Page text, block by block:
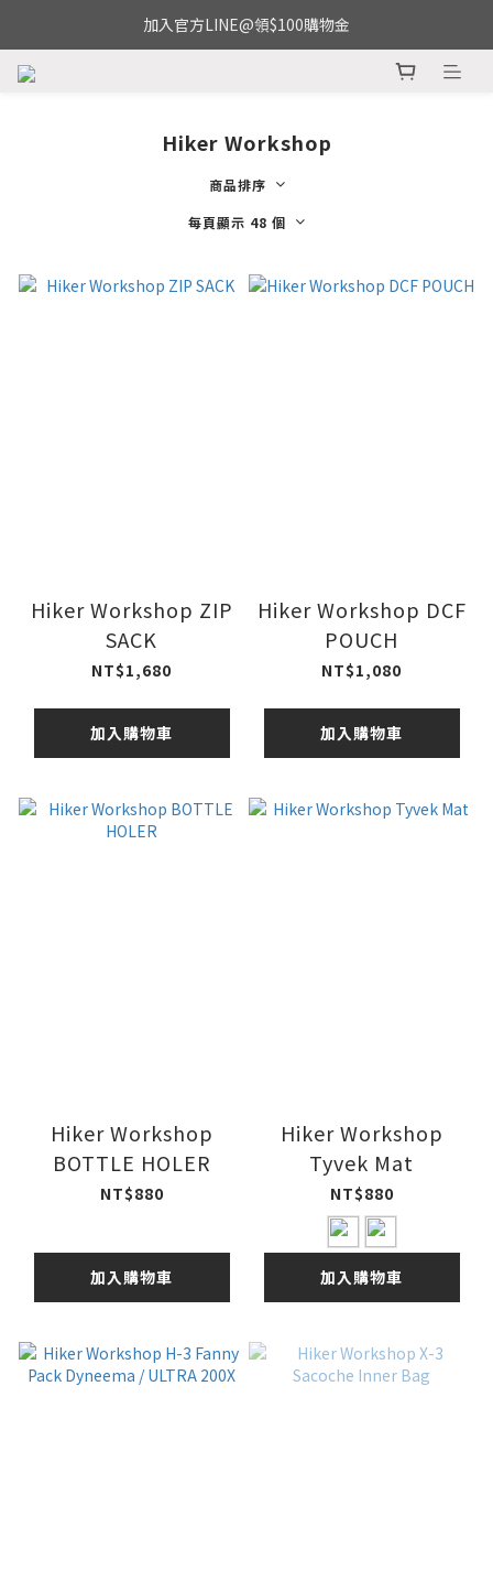
加入官方LINE@領$100購物金
Hiker Workshop
商品排序
每頁顯示 48 個
Hiker Workshop ZIP
SACK
NT$1,680
加入購物車
Hiker Workshop DCF
POUCH
NT$1,080
加入購物車
Hiker Workshop
BOTTLE HOLER
NT$880
加入購物車
Hiker Workshop
Tyvek Mat
NT$880
加入購物車